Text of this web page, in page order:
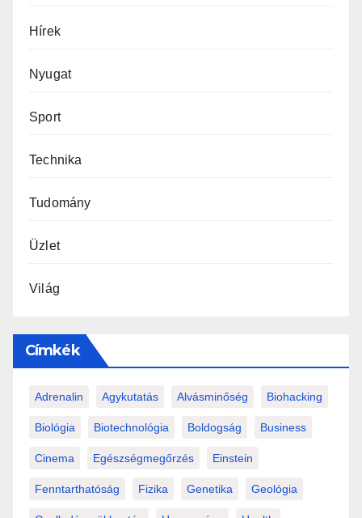
Hírek
Nyugat
Sport
Technika
Tudomány
Üzlet
Világ
Címkék
Adrenalin Agykutatás Alvásminőség Biohacking
Biológia Biotechnológia Boldogság Business
Cinema Egészségmegőrzés Einstein
Fenntarthatóság Fizika Genetika Geológia